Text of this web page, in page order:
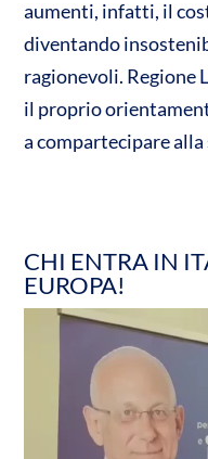
aumenti, infatti, il
diventando
ragionevoli. Regione
il proprio
a compartecipare alla
CHI ENTRA IN
EUROPA!